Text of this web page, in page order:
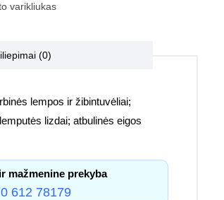
varikliukas
(0)
lempos ir žibintuvėliai;
lizdai; atbulinės eigos
mažmenine prekyba
612 78179